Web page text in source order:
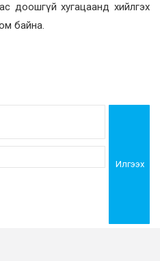
доошгүй хугацаанд хийлгэх
юм байна.
Илгээх